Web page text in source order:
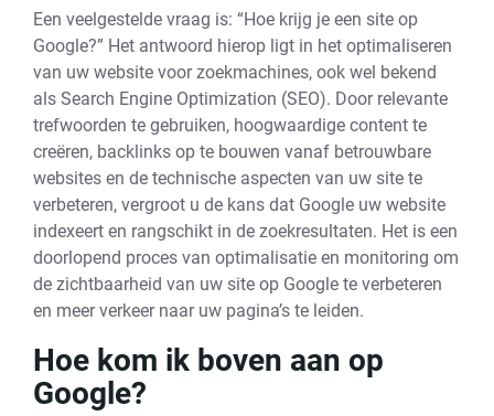
Een veelgestelde vraag is: “Hoe krijg je een site op
Google?” Het antwoord hierop ligt in het optimaliseren
van uw website voor zoekmachines, ook wel bekend
als Search Engine Optimization (SEO). Door relevante
trefwoorden te gebruiken, hoogwaardige content te
creëren, backlinks op te bouwen vanaf betrouwbare
websites en de technische aspecten van uw site te
verbeteren, vergroot u de kans dat Google uw website
indexeert en rangschikt in de zoekresultaten. Het is een
doorlopend proces van optimalisatie en monitoring om
de zichtbaarheid van uw site op Google te verbeteren
en meer verkeer naar uw pagina’s te leiden.
Hoe kom ik boven aan op
Google?